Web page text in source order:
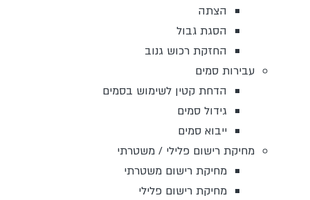
הצתה
הסגת גבול
החזקת רכוש גנוב
עבירות סמים
הדחת קטין לשימוש בסמים
גידול סמים
ייבוא סמים
מחיקת רישום פלילי / משטרתי
מחיקת רישום משטרתי
מחיקת רישום פלילי